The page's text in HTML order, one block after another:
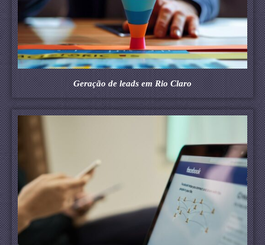
Geração de leads em Rio Claro